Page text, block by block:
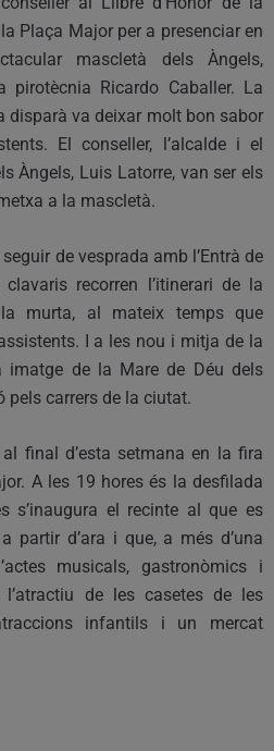
Plaça Major per a presenciar en
mascletà dels Àngels,
pirotècnia Ricardo Caballer. La
disparà va deixar molt bon sabor
El conseller, l’alcalde i el
Àngels, Luis Latorre, van ser els
a la mascletà.
de vesprada amb l’Entrà de
recorren l’itinerari de la
murta, al mateix temps que
I a les nou i mitja de la
imatge de la Mare de Déu dels
pels carrers de la ciutat.
final d’esta setmana en la fira
A les 19 hores és la desfilada
s’inaugura el recinte al que es
partir d’ara i que, a més d’una
musicals, gastronòmics i
de les casetes de les
infantils i un mercat